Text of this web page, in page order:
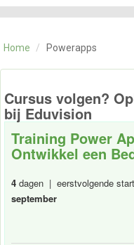
CATEGORIE
OVER ONS
CONTACT
Home / Powerapps
Cursus volgen?
bij Eduvision
Training Power
Ontwikkel een
4 dagen | eerstvolgende
september